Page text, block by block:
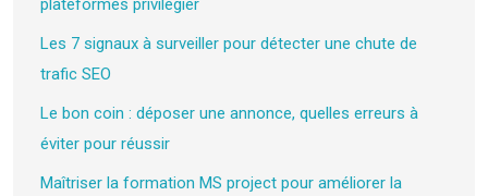
plateformes privilégier
Les 7 signaux à surveiller pour détecter une chute de
trafic SEO
Le bon coin : déposer une annonce, quelles erreurs à
éviter pour réussir
Maîtriser la formation MS project pour améliorer la